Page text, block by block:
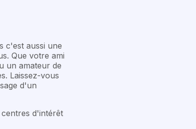
c'est aussi une
Que votre ami
un amateur de
Laissez-vous
d'un
d'intérêt